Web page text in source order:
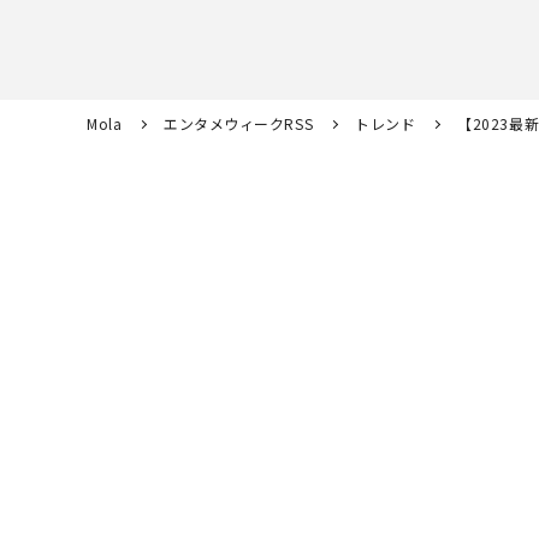
Mola エンタメウィークRSS トレンド 【2023最